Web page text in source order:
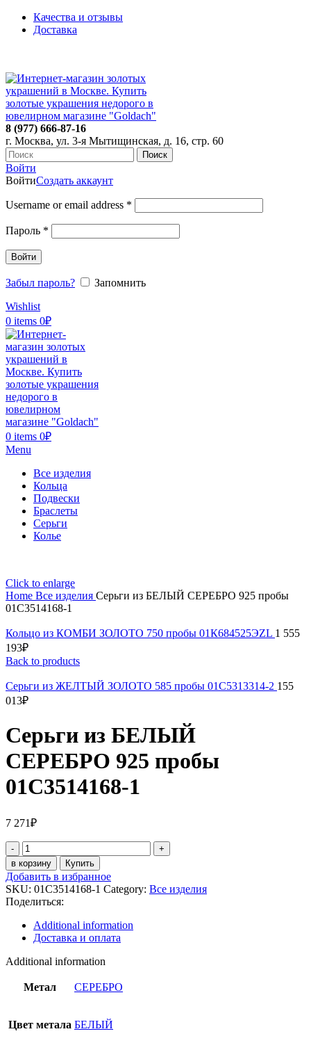
Качества и отзывы
Доставка
8 (977) 666-87-16
г. Москва, ул. 3-я Мытищинская, д. 16, стр. 60
Поиск
Войти
ВойтиСоздать аккаунт
Username or email address *
Пароль *
Войти
Забыл пароль?
Запомнить
Wishlist
0 items 0₽
0 items 0₽
Menu
Все изделия
Кольца
Подвески
Браслеты
Серьги
Колье
Click to enlarge
Home Все изделия Серьги из БЕЛЫЙ СЕРЕБРО 925 пробы
01С3514168-1
Кольцо из КОМБИ ЗОЛОТО 750 пробы 01К684525ЭZL 1 555
193₽
Back to products
Серьги из ЖЕЛТЫЙ ЗОЛОТО 585 пробы 01С5313314-2 155
013₽
Серьги из БЕЛЫЙ
СЕРЕБРО 925 пробы
01С3514168-1
7 271₽
Серьги
из
БЕЛЫЙ
СЕРЕБРО
925
пробы
01С3514168-
1
quantity
в корзину Купить
Добавить в избранное
SKU: 01С3514168-1 Category: Все изделия
Поделиться:
Additional information
Доставка и оплата
Additional information
Метал СЕРЕБРО
Цвет метала БЕЛЫЙ